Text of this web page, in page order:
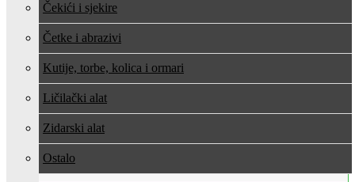
Čekići i sjekire
Četke i abrazivi
Kutije, torbe, kolica i ormari
Ličilački alat
Zidarski alat
Ostalo